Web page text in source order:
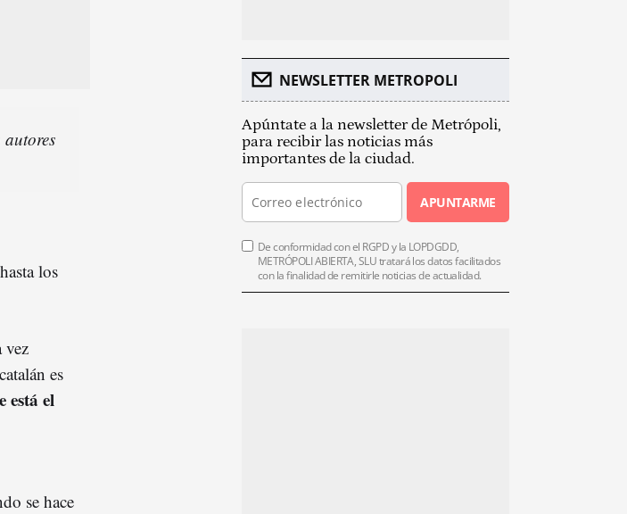
los
vez
es
está el
se hace
NEWSLETTER METROPOLI
Apúntate a la newsletter de Metrópoli,
para recibir las noticias más
importantes de la ciudad.
APUNTARME
De conformidad con el RGPD y la LOPDGDD,
METRÓPOLI ABIERTA, SLU tratará los datos facilitados
con la finalidad de remitirle noticias de actualidad.